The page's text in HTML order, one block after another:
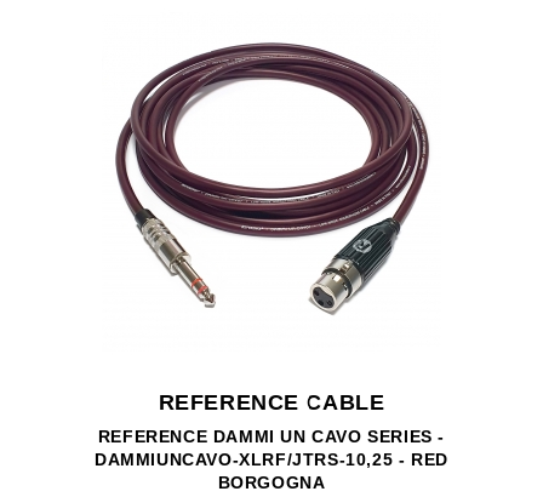
REFERENCE CABLE
REFERENCE DAMMI UN CAVO SERIES -
DAMMIUNCAVO-XLRF/JTRS-10,25 - RED
BORGOGNA